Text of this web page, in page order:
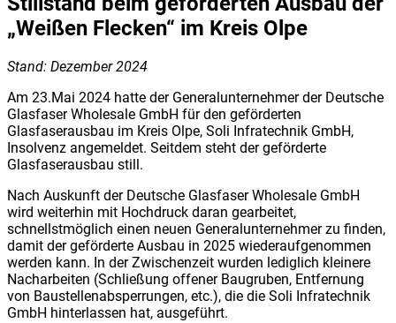
„Weißen Flecken“ im Kreis Olpe
Stand: Dezember 2024
Am 23.Mai 2024 hatte der Generalunternehmer der Deutsche
Glasfaser Wholesale GmbH für den geförderten
Glasfaserausbau im Kreis Olpe, Soli Infratechnik GmbH,
Insolvenz angemeldet. Seitdem steht der geförderte
Glasfaserausbau still.
Nach Auskunft der Deutsche Glasfaser Wholesale GmbH
wird weiterhin mit Hochdruck daran gearbeitet,
schnellstmöglich einen neuen Generalunternehmer zu finden,
damit der geförderte Ausbau in 2025 wiederaufgenommen
werden kann. In der Zwischenzeit wurden lediglich kleinere
Nacharbeiten (Schließung offener Baugruben, Entfernung
von Baustellenabsperrungen, etc.), die die Soli Infratechnik
GmbH hinterlassen hat, ausgeführt.